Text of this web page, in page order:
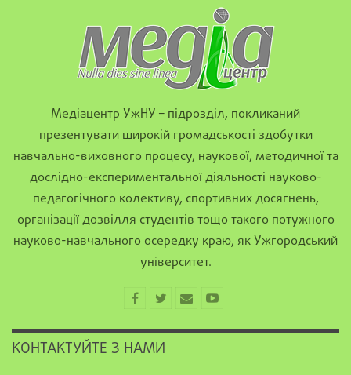
Медіацентр УжНУ – підрозділ, покликаний
презентувати широкій громадськості здобутки
навчально-виховного процесу, наукової, методичної та
дослідно-експериментальної діяльності науково-
педагогічного колективу, спортивних досягнень,
організації дозвілля студентів тощо такого потужного
науково-навчального осередку краю, як Ужгородський
університет.
КОНТАКТУЙТЕ З НАМИ